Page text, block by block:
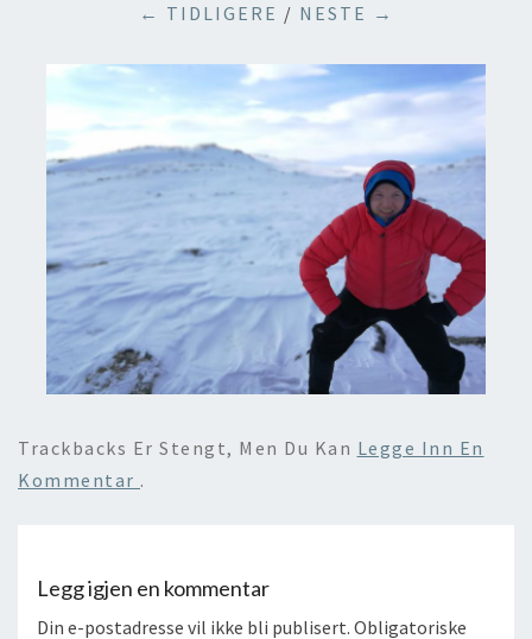
← TIDLIGERE / NESTE →
Trackbacks Er Stengt, Men Du Kan Legge Inn En
Kommentar .
Legg igjen en kommentar
Din e-postadresse vil ikke bli publisert. Obligatoriske